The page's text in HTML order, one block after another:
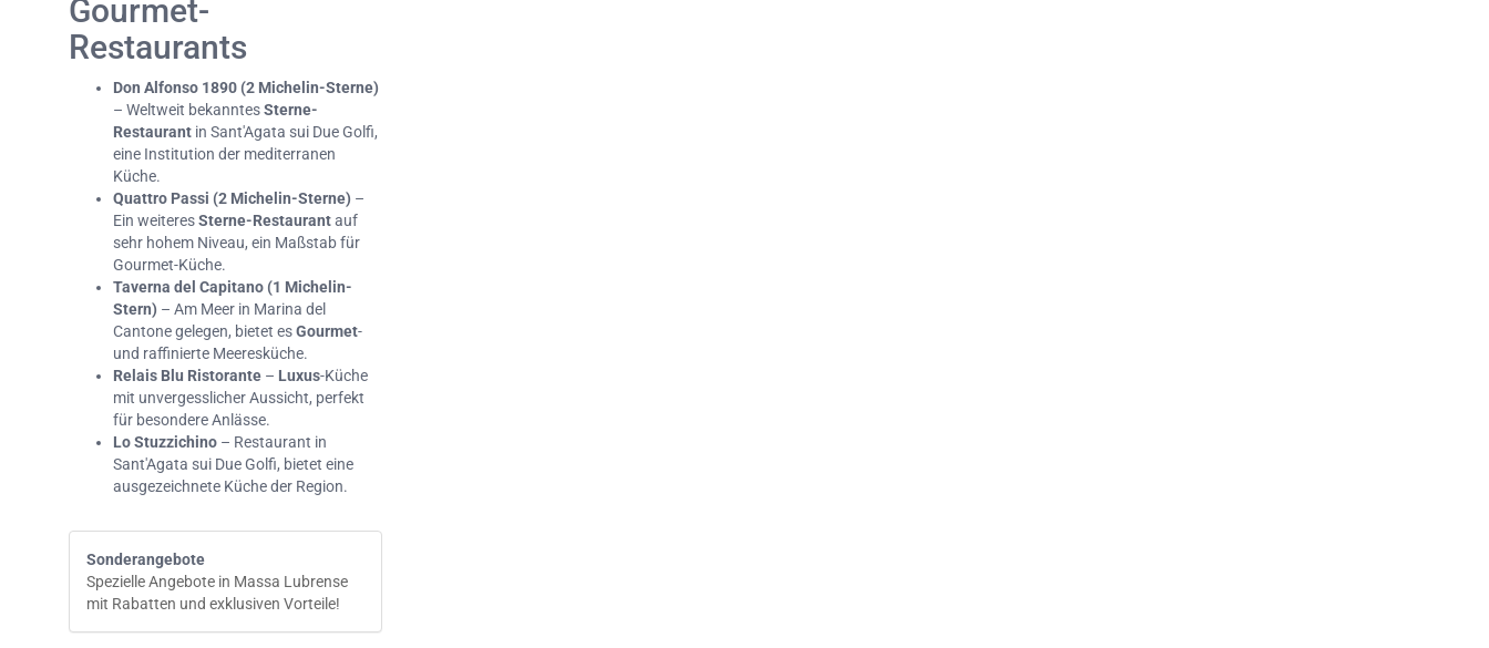
Gourmet-
Restaurants
Don Alfonso 1890 (2 Michelin-Sterne)
– Weltweit bekanntesSterne-
Restaurant in Sant'Agata sui Due Golfi,
eine Institution der mediterranen
Küche.
Quattro Passi (2 Michelin-Sterne) –
Ein weiteresSterne-Restaurantauf
sehr hohem Niveau, ein Maßstab für
Gourmet-Küche.
Taverna del Capitano (1 Michelin-
Stern) – Am Meer in Marina del
Cantone gelegen, bietet esGourmet-
und raffinierte Meeresküche.
Relais Blu Ristorante – Luxus-Küche
mit unvergesslicher Aussicht, perfekt
für besondere Anlässe.
Lo Stuzzichino – Restaurant in
Sant'Agata sui Due Golfi, bietet eine
ausgezeichnete Küche der Region.
Sonderangebote
Spezielle Angebote in Massa Lubrense
mit Rabatten und exklusiven Vorteile!